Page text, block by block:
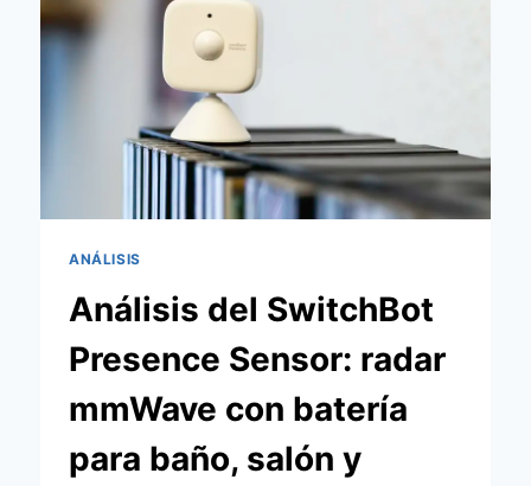
ANÁLISIS
Análisis del SwitchBot
Presence Sensor: radar
mmWave con batería
para baño, salón y